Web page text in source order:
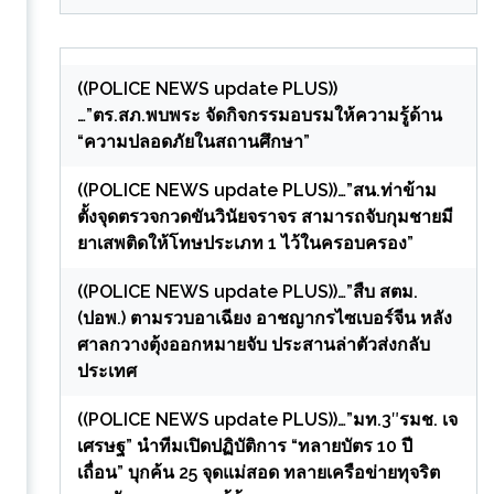
((POLICE NEWS update PLUS))
…”ตร.สภ.พบพระ จัดกิจกรรมอบรมให้ความรู้ด้าน
“ความปลอดภัยในสถานศึกษา”
((POLICE NEWS update PLUS))…”สน.ท่าข้าม
ตั้งจุดตรวจกวดขันวินัยจราจร สามารถจับกุมชายมี
ยาเสพติดให้โทษประเภท 1 ไว้ในครอบครอง”
((POLICE NEWS update PLUS))…”สืบ สตม.
(ปอพ.) ตามรวบอาเฉียง อาชญากรไซเบอร์จีน หลัง
ศาลกวางตุ้งออกหมายจับ ประสานล่าตัวส่งกลับ
ประเทศ
((POLICE NEWS update PLUS))…”มท.3″รมช. เจ
เศรษฐ” นำทีมเปิดปฏิบัติการ “ทลายบัตร 10 ปี
เถื่อน” บุกค้น 25 จุดแม่สอด ทลายเครือข่ายทุจริต